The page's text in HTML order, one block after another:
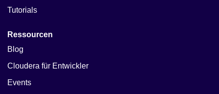
Tutorials
Ressourcen
Blog
Cloudera für Entwickler
Events